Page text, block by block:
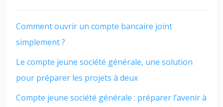
Comment ouvrir un compte bancaire joint
simplement ?
Le compte jeune société générale, une solution
pour préparer les projets à deux
Compte jeune société générale : préparer l’avenir à